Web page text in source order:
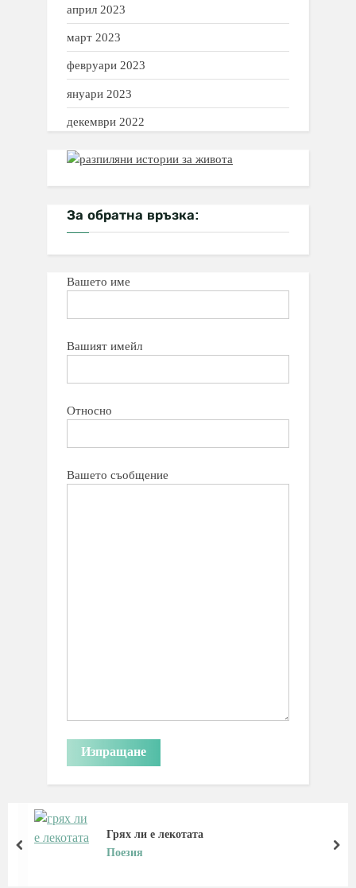
април 2023
март 2023
февруари 2023
януари 2023
декември 2022
За обратна връзка:
Вашето име
Вашият имейл
Относно
Вашето съобщение
Грях ли е лекотата
Поезия
prev